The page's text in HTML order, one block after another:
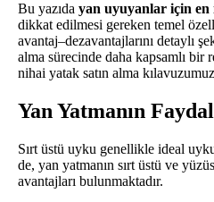
Bu yazıda yan uyuyanlar için en
dikkat edilmesi gereken temel
avantaj–dezavantajlarını detaylı
alma sürecinde daha kapsamlı bir
nihai yatak satın alma
Yan Yatmanın
Sırt üstü uyku genellikle ideal
de, yan yatmanın sırt üstü ve
avantajları bulunmaktadır.